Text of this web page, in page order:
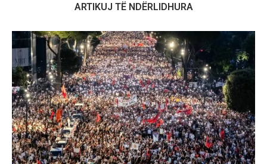
ARTIKUJ TË NDËRLIDHURA